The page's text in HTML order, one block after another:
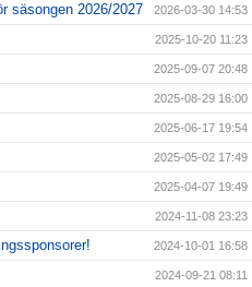
säsongen 2026/2027 2026-03-30 14:53
2025-10-20 11:23
2025-09-07 20:48
2025-08-29 16:00
2025-06-17 19:54
2025-05-02 17:49
2025-04-07 19:49
2024-11-08 23:23
2024-10-01 16:58
2024-09-21 08:11